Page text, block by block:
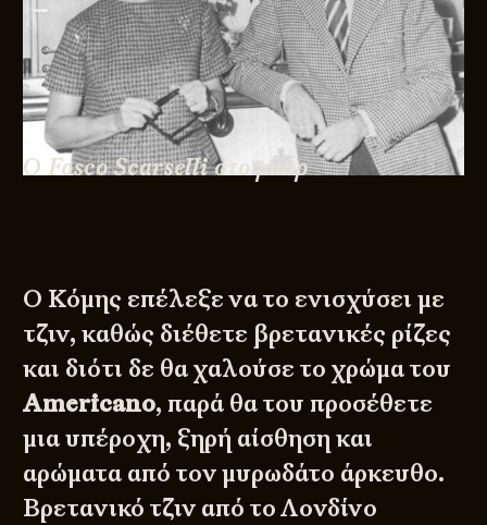
Ο Fosco Scarselli στο μπαρ
Ο Κόμης επέλεξε να το ενισχύσει με
τζιν, καθώς διέθετε βρετανικές ρίζες
και διότι δε θα χαλούσε το χρώμα του
Americano, παρά θα του προσέθετε
μια υπέροχη, ξηρή αίσθηση και
αρώματα από τον μυρωδάτο άρκευθο.
Βρετανικό τζιν από το Λονδίνο